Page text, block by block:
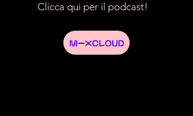
Clicca qui per il podcast!